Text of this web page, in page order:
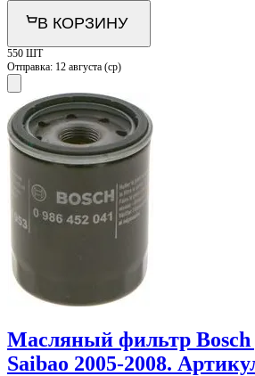
В КОРЗИНУ
550 ШТ
Отправка: 12 августа (ср)
Масляный фильтр Bosch
Saibao 2005-2008.